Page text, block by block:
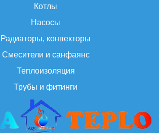
Котлы
Насосы
Радиаторы, конвекторы
Смесители и санфаянс
Теплоизоляция
Трубы и фитинги